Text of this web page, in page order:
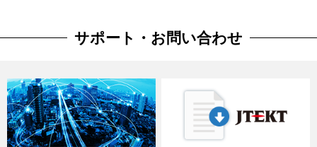
サポート・お問い合わせ